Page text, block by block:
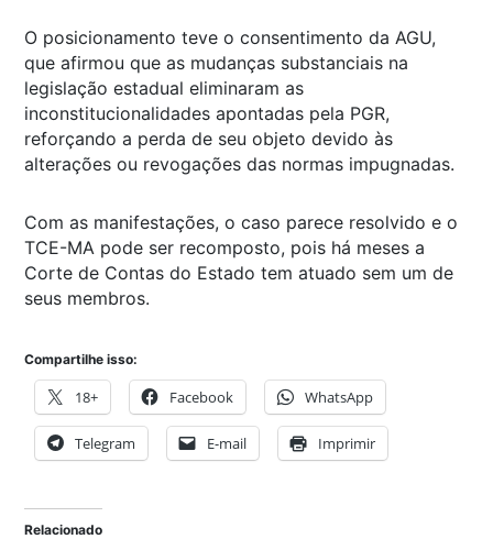
O posicionamento teve o consentimento da AGU,
que afirmou que as mudanças substanciais na
legislação estadual eliminaram as
inconstitucionalidades apontadas pela PGR,
reforçando a perda de seu objeto devido às
alterações ou revogações das normas impugnadas.
Com as manifestações, o caso parece resolvido e o
TCE-MA pode ser recomposto, pois há meses a
Corte de Contas do Estado tem atuado sem um de
seus membros.
Compartilhe isso:
18+ Facebook WhatsApp
Telegram E-mail Imprimir
Relacionado